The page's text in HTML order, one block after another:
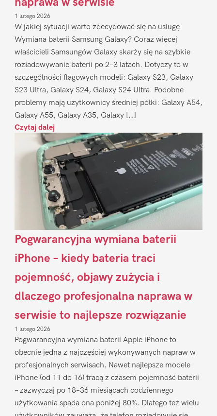
1 lutego 2026
W jakiej sytuacji warto zdecydować się na usługę
Wymiana baterii Samsung Galaxy? Coraz więcej
właścicieli Samsungów Galaxy skarży się na szybkie
rozładowywanie baterii po 2–3 latach. Dotyczy to w
szczególności flagowych modeli: Galaxy S23, Galaxy
S23 Ultra, Galaxy S24, Galaxy S24 Ultra. Podobne
problemy mają użytkownicy średniej półki: Galaxy A54,
Galaxy A55, Galaxy A35, Galaxy […]
Czytaj dalej
Pogwarancyjna wymiana baterii
iPhone – kiedy bateria traci
pojemność, objawy zużycia i
dlaczego profesjonalna naprawa w
serwisie to najlepsze rozwiązanie
1 lutego 2026
Pogwarancyjna wymiana baterii Apple iPhone to
obecnie jedna z najczęściej wykonywanych napraw w
profesjonalnych serwisach. Nawet najlepsze modele
iPhone (od 11 do 16) tracą z czasem pojemność baterii
– zazwyczaj po 18–36 miesiącach codziennego
użytkowania spada ona poniżej 80%. Dlatego też wielu